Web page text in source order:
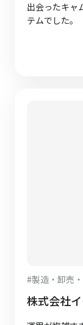
出会ったキャ
テムでした。
#製造・卸売
株式会社